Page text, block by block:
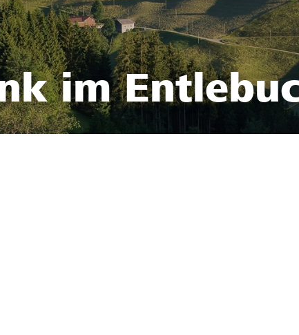
im